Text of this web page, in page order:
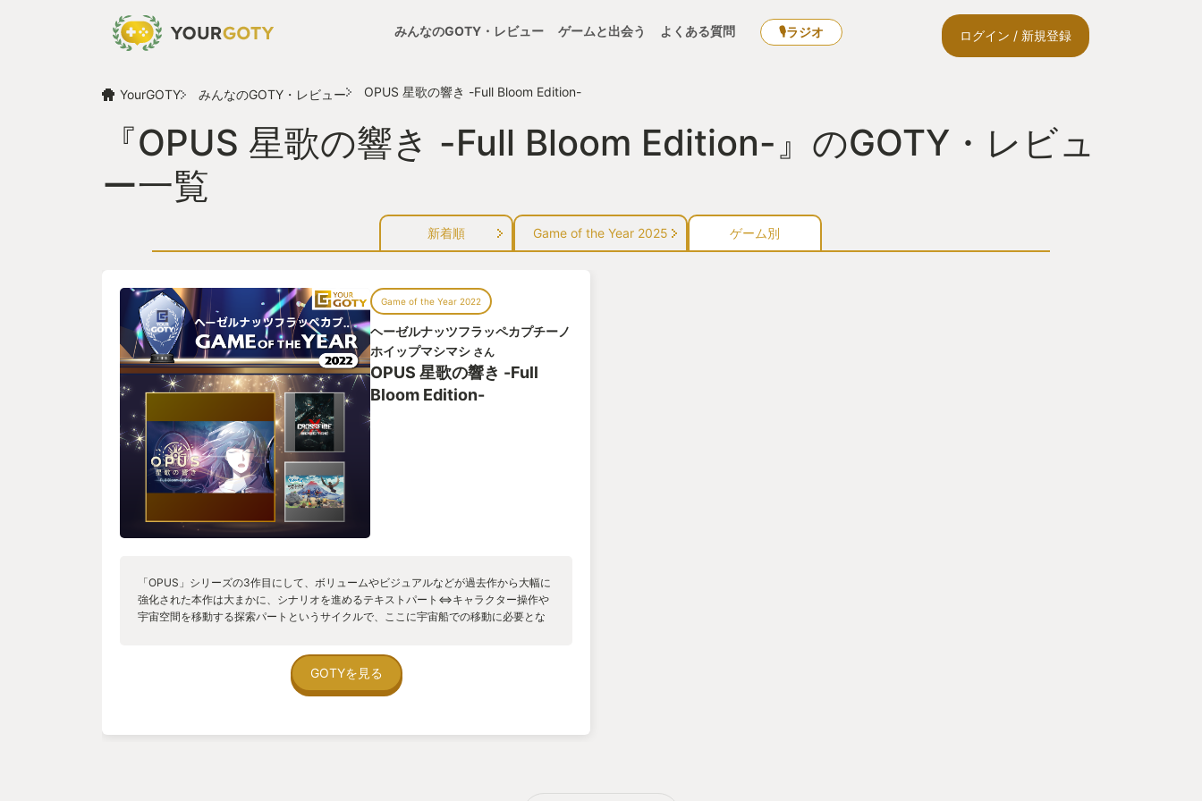
みんなのGOTY・レビュー ゲームと出会う よくある質問 🎙ラジオ ログイン / 新規登録
YourGOTY みんなのGOTY・レビュー OPUS 星歌の響き -Full Bloom Edition-
『OPUS 星歌の響き -Full Bloom Edition-』のGOTY・レビュ
ー一覧
新着順 Game of the Year 2025 ゲーム別
Game of the Year 2022
ヘーゼルナッツフラッペカプチーノ
ホイップマシマシ さん
OPUS 星歌の響き -Full
Bloom Edition-
「OPUS」シリーズの3作目にして、ボリュームやビジュアルなどが過去作から大幅に
強化された本作は大まかに、シナリオを進めるテキストパート⇔キャラクター操作や
宇宙空間を移動する探索パートというサイクルで、ここに宇宙船での移動に必要とな
もリスクゼロの救済要素も用意されているので、あくまでノベルゲームが主軸と言え
る内容だ。実際、本作のストロングポイントは東洋風なビジュアルの数々に感情を揺
を旅する世界観に対して、物語は次第にメインキャラクター3人の過去=内面に降りて
GOTYを見る